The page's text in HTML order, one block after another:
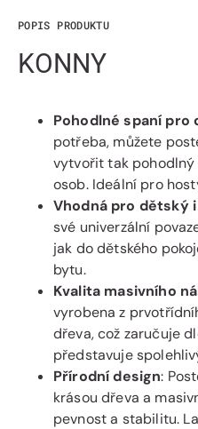
POPIS PRODUKTU
KONNY
Pohodlné spaní pro
potřeba, můžete
vytvořit tak
osob. Ideální pro
Vhodná pro dětský
své univerzální
jak do dětského
bytu.
Kvalita masivního
vyrobena z
dřeva, což zaručuje
představuje
Přírodní design:
krásou dřeva a
pevnost a stabilitu.